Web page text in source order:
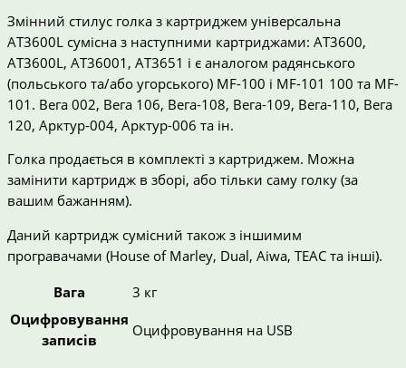
Змінний стилус голка з картриджем універсальна
AT3600L сумісна з наступними картриджами: AT3600,
AT3600L, AT36001, AT3651 і є аналогом радянського
(польського та/або угорського) MF-100 і MF-101 100 та MF-
101. Вега 002, Вега 106, Вега-108, Вега-109, Вега-110, Вега
120, Арктур-004, Арктур-006 та ін.
Голка продається в комплекті з картриджем. Можна
замінити картридж в зборі, або тільки саму голку (за
вашим бажанням).
Даний картридж сумісний також з іншимим
програвачами (House of Marley, Dual, Aiwa, TEAC та інші).
Вага
3 кг
Оцифровування
записів
Оцифровування на USB